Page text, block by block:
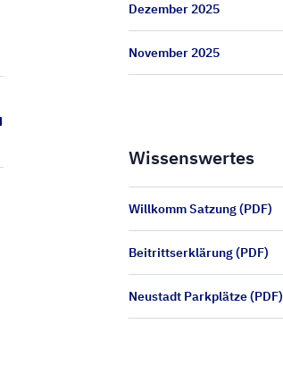
Dezember 2025
November 2025
Wissenswertes
Willkomm Satzung (PDF)
Beitrittserklärung (PDF)
Neustadt Parkplätze (PDF)